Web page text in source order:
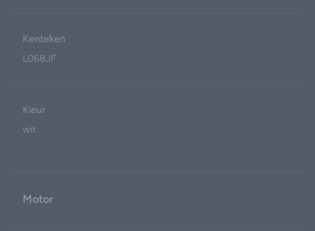
Kenteken
L068JF
Kleur
wit
Motor